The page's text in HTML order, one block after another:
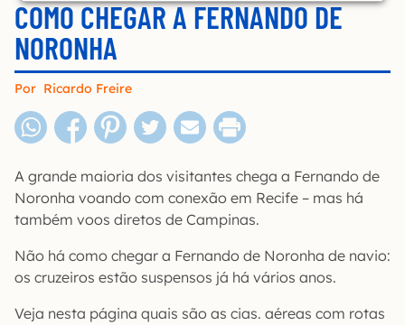
COMO CHEGAR A FERNANDO DE
NORONHA
Por Ricardo Freire
A grande maioria dos visitantes chega a Fernando de
Noronha voando com conexão em Recife – mas há
também voos diretos de Campinas.
Não há como chegar a Fernando de Noronha de navio:
os cruzeiros estão suspensos já há vários anos.
Veja nesta página quais são as cias. aéreas com rotas